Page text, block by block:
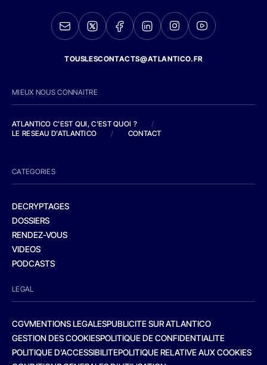
TOUSLESCONTACTS@ATLANTICO.FR
MIEUX NOUS CONNAITRE
ATLANTICO C'EST QUI, C'EST QUOI ?
/
LE RESEAU D'ATLANTICO
/ CONTACT
CATEGORIES
DECRYPTAGES
DOSSIERS
RENDEZ-VOUS
VIDEOS
PODCASTS
LEGAL
CGVMENTIONS LEGALESPUBLICITE SUR ATLANTICO
GESTION DES COOKIESPOLITIQUE DE CONFIDENTIALITE
POLITIQUE D’ACCESSIBILITEPOLITIQUE RELATIVE AUX COOKIES